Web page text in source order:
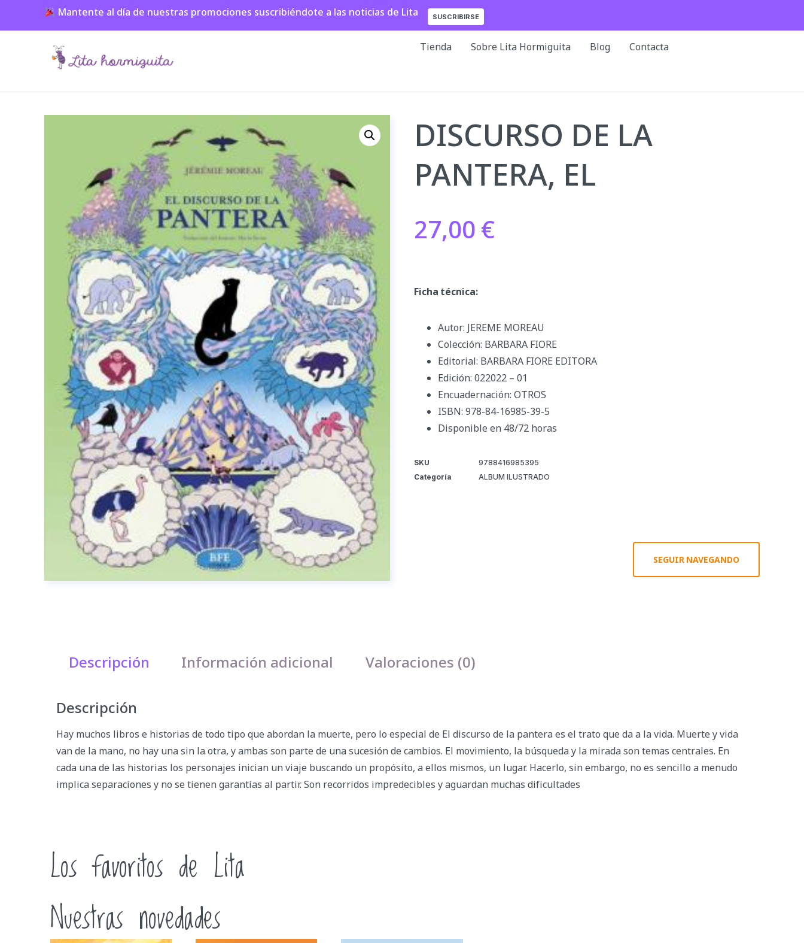
Mantente al día de nuestras promociones suscribiéndote a las noticias de Lita SUSCRIBIRSE
Tienda Sobre Lita Hormiguita Blog Contacta
DISCURSO DE LA
PANTERA, EL
27,00 €
Ficha técnica:
Autor: JEREME MOREAU
Colección: BARBARA FIORE
Editorial: BARBARA FIORE EDITORA
Edición: 022022 – 01
Encuadernación: OTROS
ISBN: 978-84-16985-39-5
Disponible en 48/72 horas
SKU
9788416985395
Categoría
ALBUM ILUSTRADO
SEGUIR NAVEGANDO
Descripción Información adicional Valoraciones (0)
Descripción
Hay muchos libros e historias de todo tipo que abordan la muerte, pero lo especial de El discurso de la pantera es el trato que da a la vida. Muerte y vida
van de la mano, no hay una sin la otra, y ambas son parte de una sucesión de cambios. El movimiento, la búsqueda y la mirada son temas centrales. En
cada una de las historias los personajes inician un viaje buscando un propósito, a ellos mismos, un lugar. Hacerlo, sin embargo, no es sencillo a menudo
implica separaciones y no se tienen garantías al partir. Son recorridos impredecibles y aguardan muchas dificultades
Los favoritos de Lita
Nuestras novedades